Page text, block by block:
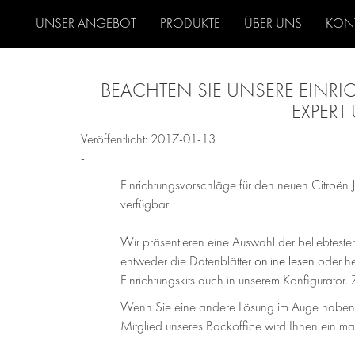
UNSER ANGEBOT PRODUKTE ÜBER UNS
BEACHTEN SIE UNSERE
Veröffentlicht: 2017-01-13
-
Einrichtungsvorschläge für den neuen
verfügbar.
Wir präsentieren eine Auswahl der
entweder die Datenblätter online lesen oder
Einrichtungskits auch in unserem
Wenn Sie eine andere Lösung im Auge
Mitglied unseres Backoffice wird Ihnen ein